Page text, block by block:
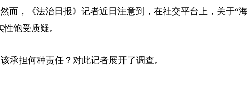
而，《法治日报》记者近日注意到，在社交平台上，关于“
饱受质疑。
担何种责任？对此记者展开了调查。